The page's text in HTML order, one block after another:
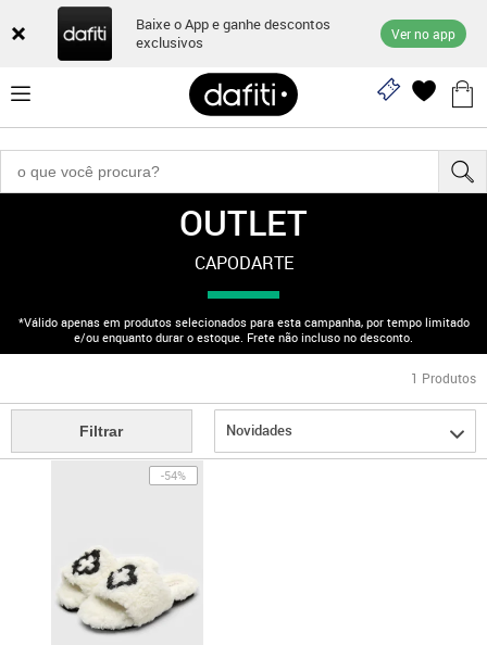
Baixe o App e ganhe descontos
exclusivos
Ver no app
OUTLET
CAPODARTE
*Válido apenas em produtos selecionados para esta campanha, por tempo limitado
e/ou enquanto durar o estoque. Frete não incluso no desconto.
1 Produtos
Filtrar Novidades
-54%